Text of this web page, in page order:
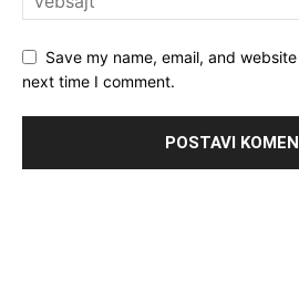
Save my name, email, and
next time I comment.